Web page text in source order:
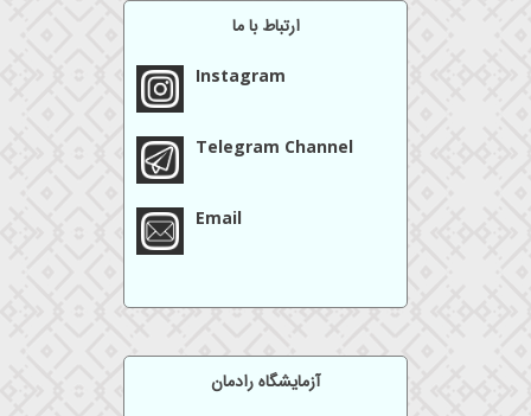
ارتباط با ما
Instagram
Telegram Channel
Email
آزمايشگاه رادمان